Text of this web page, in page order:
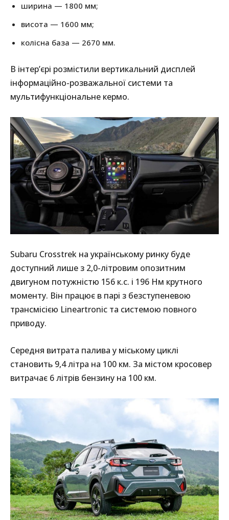
ширина — 1800 мм;
висота — 1600 мм;
колісна база — 2670 мм.
В інтер’єрі розмістили вертикальний дисплей
інформаційно-розважальної системи та
мультифункціональне кермо.
Subaru Crosstrek на українському ринку буде
доступний лише з 2,0-літровим опозитним
двигуном потужністю 156 к.с. і 196 Нм крутного
моменту. Він працює в парі з безступеневою
трансмісією Lineartronic та системою повного
приводу.
Середня витрата палива у міському циклі
становить 9,4 літра на 100 км. За містом кросовер
витрачає 6 літрів бензину на 100 км.